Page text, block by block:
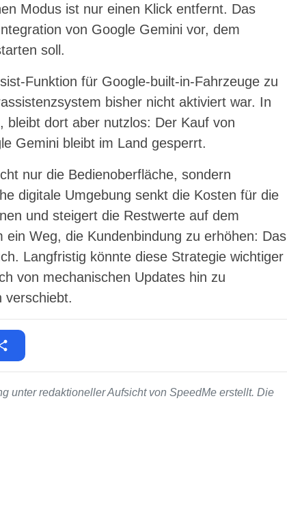
Modus ist nur einen Klick entfernt. Das
von Google Gemini vor, dem
soll.
Funktion für Google-built-in-Fahrzeuge zu
bisher nicht aktiviert war. In
bleibt dort aber nutzlos: Der Kauf von
Gemini bleibt im Land gesperrt.
nur die Bedienoberfläche, sondern
digitale Umgebung senkt die Kosten für die
und steigert die Restwerte auf dem
Weg, die Kundenbindung zu erhöhen: Das
Langfristig könnte diese Strategie wichtiger
von mechanischen Updates hin zu
verschiebt.
unter redaktioneller Aufsicht von SpeedMe erstellt. Die